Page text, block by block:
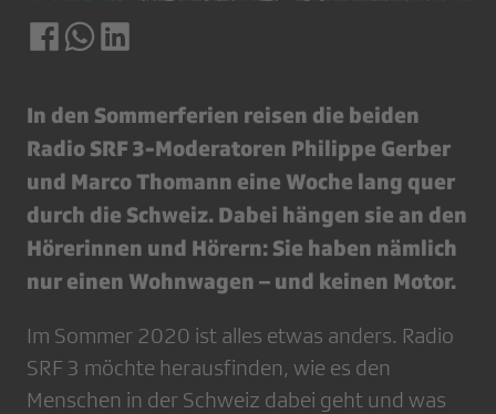
In den Sommerferien reisen die beiden
Radio SRF 3-Moderatoren Philippe Gerber
und Marco Thomann eine Woche lang quer
durch die Schweiz. Dabei hängen sie an den
Hörerinnen und Hörern: Sie haben nämlich
nur einen Wohnwagen – und keinen Motor.
Im Sommer 2020 ist alles etwas anders. Radio
SRF 3 möchte herausfinden, wie es den
Menschen in der Schweiz dabei geht und was